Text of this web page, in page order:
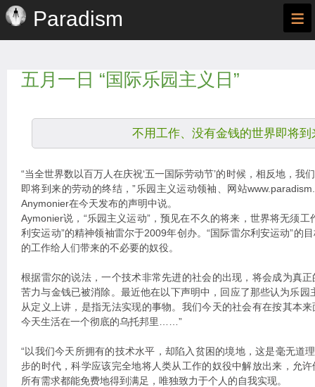
Paradism ≡
五月一日 “国际乐园主义日”
不用工作、没有金钱的世界即将到
“当全世界数以百万人在庆祝‘五一国际劳动节’的时候，相反地，我
即将到来的劳动的终结，”乐园主义运动领袖、网站
Anymonier在今天发布的声明中说。
Aymonier说，“乐园主义运动”，预见在不久的将来，世界将无须工
利安运动”的精神领袖雷尔于2009年创办。“国际雷尔利安运动”的
的工作给人们带来的不必要的奴役。
根据雷尔的说法，一个技术非常先进的社会的出现，将会成为真
苦力与金钱已被消除。最近他在以下声明中，回应了那些认为乐园
从定义上讲，是指无法实现的事物。我们今天的社会有在按其本
今天生活在一个彻底的乌托邦里……”
“以我们今天所拥有的技术水平，却陷入贫困的境地，这是毫无道
步的时代，科学应该完全地将人类从工作的奴役中解放出来，允
所有需求都能免费地得到满足，唯独致力于个人的自我实现。